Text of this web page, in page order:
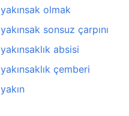
yakınsak olmak
yakınsak sonsuz çarpını
yakınsaklık absisi
yakınsaklık çemberi
yakın